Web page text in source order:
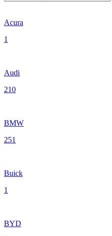
Acura
1
Audi
210
BMW
251
Buick
1
BYD